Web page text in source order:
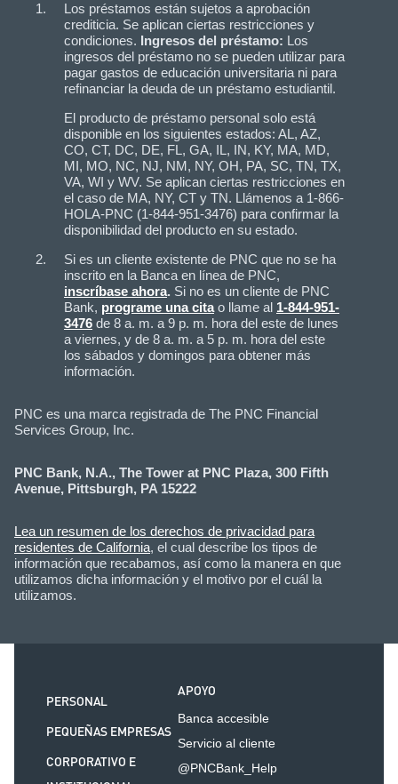
Los préstamos están sujetos a aprobación
crediticia. Se aplican ciertas restricciones y
condiciones. Ingresos del préstamo: Los
ingresos del préstamo no se pueden utilizar para
pagar gastos de educación universitaria ni para
refinanciar la deuda de un préstamo estudiantil.
El producto de préstamo personal solo está
disponible en los siguientes estados: AL, AZ,
CO, CT, DC, DE, FL, GA, IL, IN, KY, MA, MD,
MI, MO, NC, NJ, NM, NY, OH, PA, SC, TN, TX,
VA, WI y WV. Se aplican ciertas restricciones en
el caso de MA, NY, CT y TN. Llámenos a 1-866-
HOLA-PNC (1-844-951-3476) para confirmar la
disponibilidad del producto en su estado.
Si es un cliente existente de PNC que no se ha
inscrito en la Banca en línea de PNC,
inscríbase ahora. Si no es un cliente de PNC
Bank, programe una citao llame al 1-844-951-
3476 de 8 a. m. a 9 p. m. hora del este de lunes
a viernes, y de 8 a. m. a 5 p. m. hora del este
los sábados y domingos para obtener más
información.
PNC es una marca registrada de The PNC Financial
Services Group, Inc.
PNC Bank, N.A., The Tower at PNC Plaza, 300 Fifth
Avenue, Pittsburgh, PA 15222
Lea un resumen de los derechos de privacidad para
residentes de California, el cual describe los tipos de
información que recabamos, así como la manera en que
utilizamos dicha información y el motivo por el cuál la
utilizamos.
PERSONAL
PEQUEÑAS EMPRESAS
CORPORATIVO E
APOYO
Banca accesible
Servicio al cliente
@PNCBank_Help